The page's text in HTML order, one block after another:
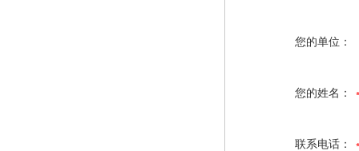
您的单位：
您的姓名：
联系电话：